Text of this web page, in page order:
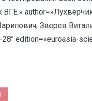
ВГЕ.»
Зверев
edition=»euroasia-